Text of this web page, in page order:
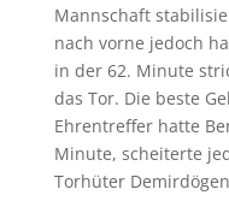
Mannschaft
nach vorne jedoch
in der 62. Minute
das Tor. Die beste
Ehrentreffer hatte
Minute, scheiterte
Torhüter